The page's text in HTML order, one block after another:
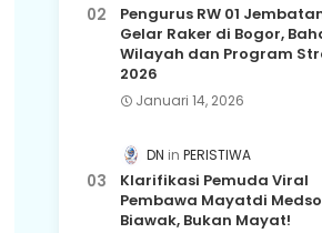
Pengurus RW 01
Gelar Raker di Bogor,
Wilayah dan Program
2026
Januari 14, 2026
DN PERISTIWA
Klarifikasi Pemuda Viral
Pembawa Mayatdi
Biawak, Bukan Mayat!